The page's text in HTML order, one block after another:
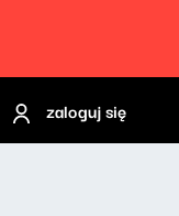
zaloguj się